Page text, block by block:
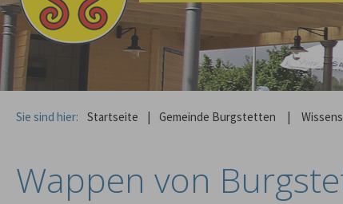
Sie sind hier: Startseite | Gemeinde Burgstetten |
Wappen von